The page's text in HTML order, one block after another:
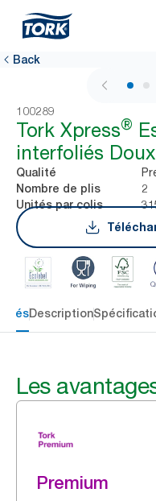
Back
100289
Tork Xpress®
interfoliés Doux
Qualité
Nombre de plis 2
Unités par colis
clésDescription
Les
Premium